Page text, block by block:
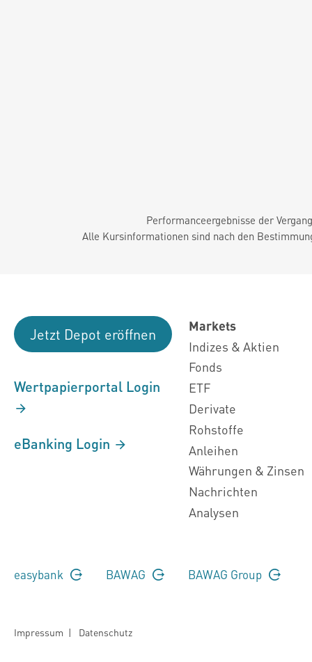
Performanceergebnisse der
Alle Kursinformationen sind nach den
Jetzt Depot eröffnen
Wertpapierportal Login
eBanking Login
Markets
Indizes & Aktien
Fonds
ETF
Derivate
Rohstoffe
Anleihen
Währungen & Zinsen
Nachrichten
Analysen
easybank BAWAG BAWAG Group
Impressum | Datenschutz